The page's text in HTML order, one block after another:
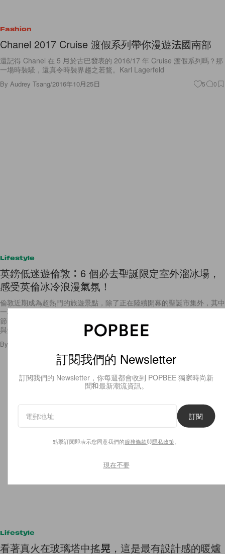
Fashion
Chanel 2017 Cruise 渡假系列帶你漫遊法國南部
還記得 Chanel 在 5 月於古巴發表的 2016/17 年 Cruise 渡假系列嗎？那
一場時裝騷，還真令時裝界趨之若鶩。Karl Lagerfeld
By Audrey Tsang/2016年10月25日 5 0
Lifestyle
英鎊低迷遊倫敦：6 個必去聖誕限定室外溜冰場，
感受英倫冰冷浪漫氣氛！
倫敦近期成為超熱門的旅遊景點，除了正在陸續開幕的聖誕市集外，其中
一項最有名的聖誕活動就是室外溜冰了！每年臨近聖誕，大量浪漫又極具
節日氣氛的期間限定溜冰場亦會相繼開幕。享受着英倫寒冬，在溜冰場上
與知己好
By
看著真火在玻璃塔中搖晃，這是最有設計感的暖爐
嗎？
訂閱我們的 Newsletter
訂閱我們的 Newsletter，你每週都會收到 POPBEE 獨家時尚新
聞和最新潮流資訊。
訂閱
點擊訂閱即表示您同意我們的服務條款與隱私政策
現在不要